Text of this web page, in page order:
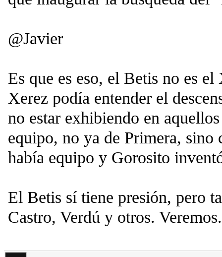
@Javier
Es que es eso, el Betis no es
Xerez podía entender el
no estar exhibiendo en
equipo, no ya de Primera, sino
había equipo y Gorosito
El Betis sí tiene presión, pero
Castro, Verdú y otros. Veremos.